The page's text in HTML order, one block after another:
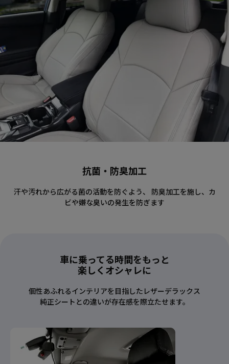
抗菌・防臭加工
汗や汚れから広がる菌の活動を防ぐよう、 防臭加工を施し、カ
ビや嫌な臭いの発生を防ぎます
車に乗ってる時間をもっと
楽しくオシャレに
個性あふれるインテリアを目指したレザーデラックス
純正シートとの違いが存在感を際立たせます。